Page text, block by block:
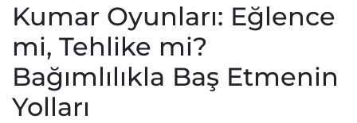
Kumar Oyunları: Eğlence
mi, Tehlike mi?
Bağımlılıkla Baş Etmenin
Yolları